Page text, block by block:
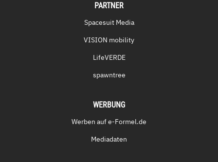
PARTNER
Spacesuit Media
VISION mobility
LifeVERDE
spawntree
WERBUNG
Werben auf e-Formel.de
Mediadaten